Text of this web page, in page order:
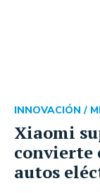
Xiaomi
convierte
autos
INNOVACIÓN /